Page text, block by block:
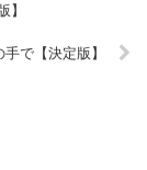
】
で【決定版】